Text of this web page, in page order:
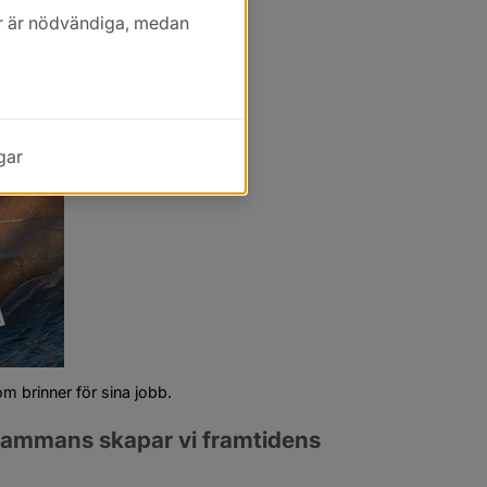
brinner för sina jobb.
skapar vi framtidens
nödvändiga, medan